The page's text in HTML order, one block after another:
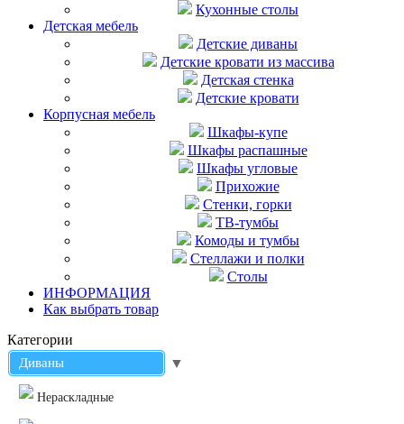
Кухонные столы
Детская мебель
Детские диваны
Детские кровати из массива
Детская стенка
Детские кровати
Корпусная мебель
Шкафы-купе
Шкафы распашные
Шкафы угловые
Прихожие
Стенки, горки
ТВ-тумбы
Комоды и тумбы
Стеллажи и полки
Столы
ИНФОРМАЦИЯ
Как выбрать товар
Категории
Диваны ▼
Нераскладные